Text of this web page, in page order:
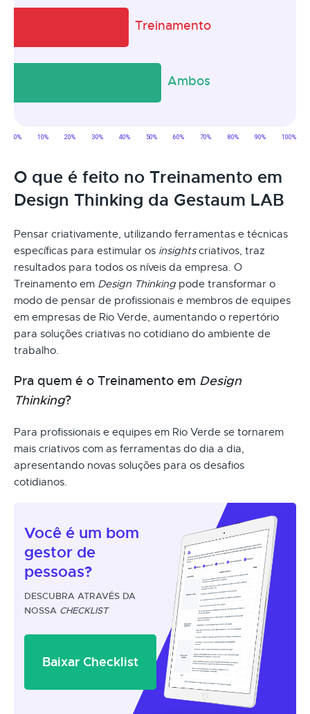
O que é feito no Treinamento em
Design Thinking da Gestaum LAB
Pensar criativamente, utilizando ferramentas e técnicas
específicas para estimular os insightscriativos, traz
resultados para todos os níveis da empresa. O
Treinamento em Design Thinking pode transformar o
modo de pensar de profissionais e membros de equipes
em empresas de Rio Verde, aumentando o repertório
para soluções criativas no cotidiano do ambiente de
trabalho.
Pra quem é o Treinamento em Design
Thinking?
Para profissionais e equipes em Rio Verde se tornarem
mais criativos com as ferramentas do dia a dia,
apresentando novas soluções para os desafios
cotidianos.
Você é um bom
gestor de
pessoas?
DESCUBRA ATRAVÉS DA
NOSSA CHECKLIST
Baixar Checklist